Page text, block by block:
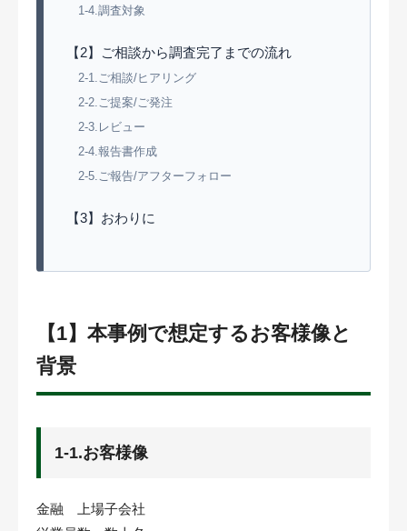
1-4.調査対象
【2】ご相談から調査完了までの流れ
2-1.ご相談/ヒアリング
2-2.ご提案/ご発注
2-3.レビュー
2-4.報告書作成
2-5.ご報告/アフターフォロー
【3】おわりに
【1】本事例で想定するお客様像と
背景
1-1.お客様像
金融 上場子会社